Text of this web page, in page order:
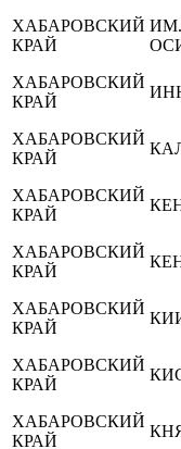
ХАБАРОВСКИЙ
КРАЙ
ХАБАРОВСКИЙ
КРАЙ
ХАБАРОВСКИЙ
КРАЙ
ХАБАРОВСКИЙ
КРАЙ
ХАБАРОВСКИЙ
КРАЙ
ХАБАРОВСКИЙ
КРАЙ
ХАБАРОВСКИЙ
КРАЙ
ХАБАРОВСКИЙ
КРАЙ